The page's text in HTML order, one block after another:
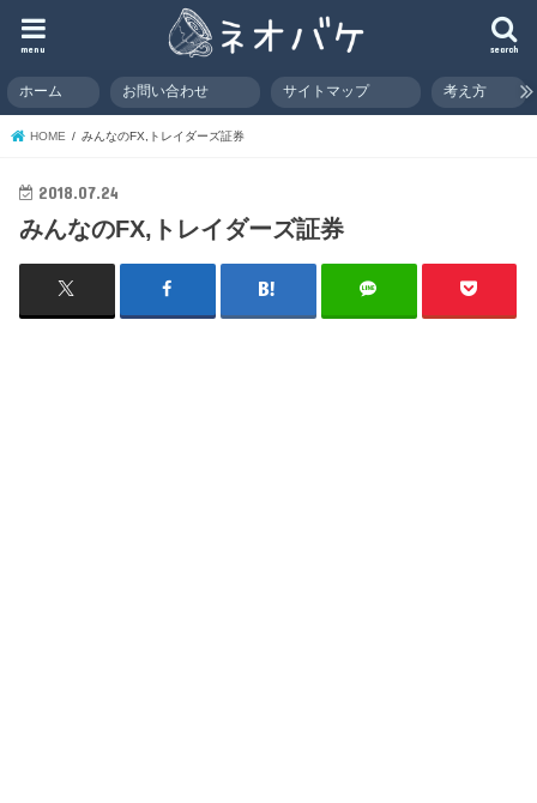
search
menu
ホーム お問い合わせ サイトマップ 考え方
HOME みんなのFX,トレイダーズ証券
2018.07.24
みんなのFX,トレイダーズ証券